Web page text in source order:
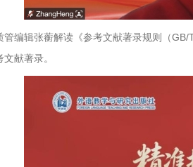
管编辑张蘅解读《参考文献著录规则（
献著录。